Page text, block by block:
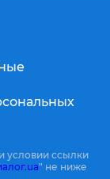
условии ссылки
" не ниже